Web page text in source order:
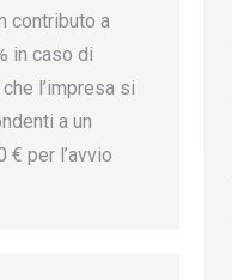
contributo a
in caso di
l’impresa si
a un
per l’avvio